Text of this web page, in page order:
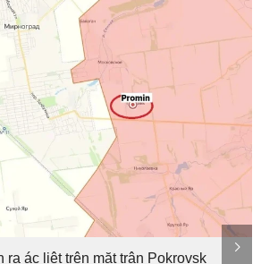
ra ác liệt trên mặt trận Pokrovsk